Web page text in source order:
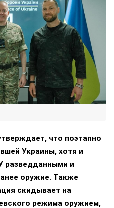
что поэтапно
Украины, хотя и
разведданными и
оружие. Также
скидывает на
режима оружием,